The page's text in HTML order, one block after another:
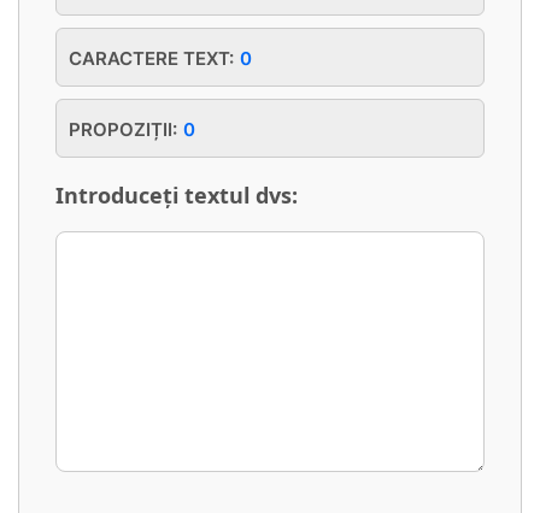
CARACTERE TEXT: 0
PROPOZIȚII: 0
Introduceți textul dvs: